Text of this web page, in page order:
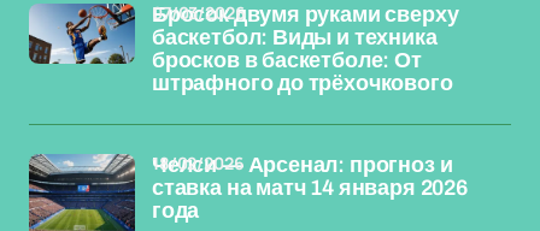
Бросок двумя руками сверху
баскетбол: Виды и техника
бросков в баскетболе: От
штрафного до трёхочкового
07/03/2026
Челси — Арсенал: прогноз и
ставка на матч 14 января 2026
года
18/02/2026